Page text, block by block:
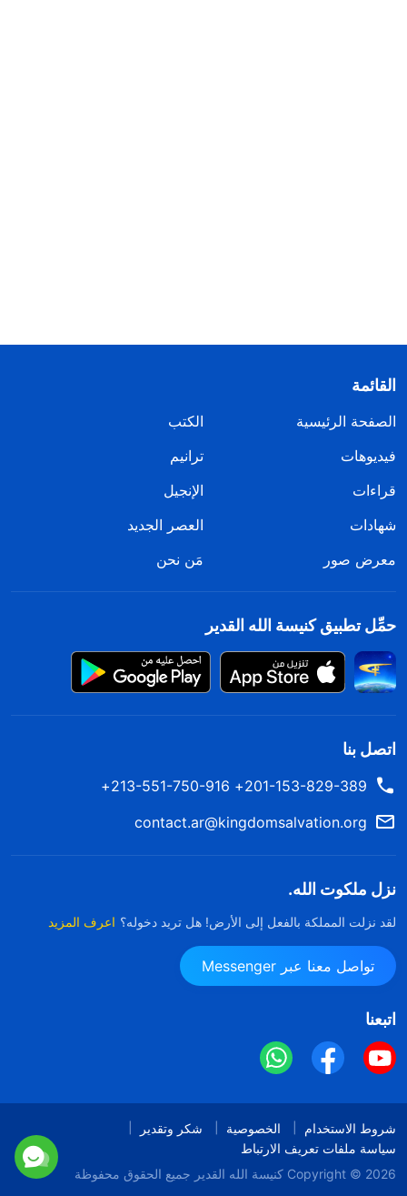
القائمة
الصفحة الرئيسية
الكتب
فيديوهات
ترانيم
قراءات
الإنجيل
شهادات
العصر الجديد
معرض صور
مَن نحن
حمِّل تطبيق كنيسة الله القدير
اتصل بنا
201-153-829-389+ 213-551-750-916+
contact.ar@kingdomsalvation.org
نزل ملكوت الله.
لقد نزلت المملكة بالفعل إلى الأرض! هل تريد دخوله؟ اعرف المزيد
تواصل معنا عبر Messenger
اتبعنا
شروط الاستخدام الخصوصية
شكر وتقدير
سياسة ملفات تعريف الارتباط
Copyright © 2026 كنيسة الله القدير جميع الحقوق محفوظة